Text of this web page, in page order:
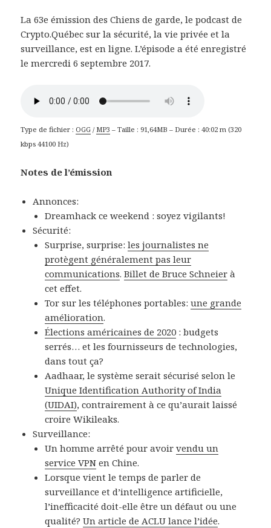
La 63e émission des Chiens de garde, le podcast de
Crypto.Québec sur la sécurité, la vie privée et la
surveillance, est en ligne. L’épisode a été enregistré
le mercredi 6 septembre 2017.
Type de fichier : OGG / MP3 – Taille : 91,64MB – Durée : 40:02 m (320
kbps 44100 Hz)
Notes de l’émission
Annonces:
Dreamhack ce weekend : soyez vigilants!
Sécurité:
Surprise, surprise:les journalistes ne
protègent généralement pas leur
communications.Billet de Bruce Schneier à
cet effet.
Tor sur les téléphones portables:une grande
amélioration.
Élections américaines de 2020 : budgets
serrés… et les fournisseurs de technologies,
dans tout ça?
Aadhaar, le système serait sécurisé selon le
Unique Identification Authority of India
(UIDAI), contrairement à ce qu’aurait laissé
croire Wikileaks.
Surveillance:
Un homme arrêté pour avoirvendu un
service VPN en Chine.
Lorsque vient le temps de parler de
surveillance et d’intelligence artificielle,
l’inefficacité doit-elle être un défaut ou une
qualité?Un article de ACLU lance l’idée.